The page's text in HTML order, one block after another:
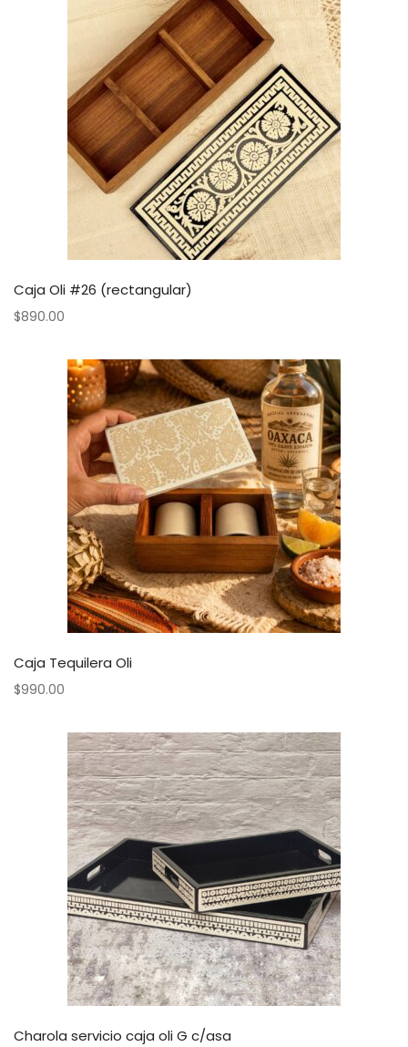
Caja Oli #26 (rectangular)
$890.00
Caja Tequilera Oli
$990.00
Charola servicio caja oli G c/asa